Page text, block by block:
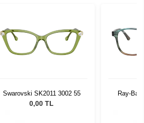
Swarovski SK2011 3002 55
0,00 TL
Ray-